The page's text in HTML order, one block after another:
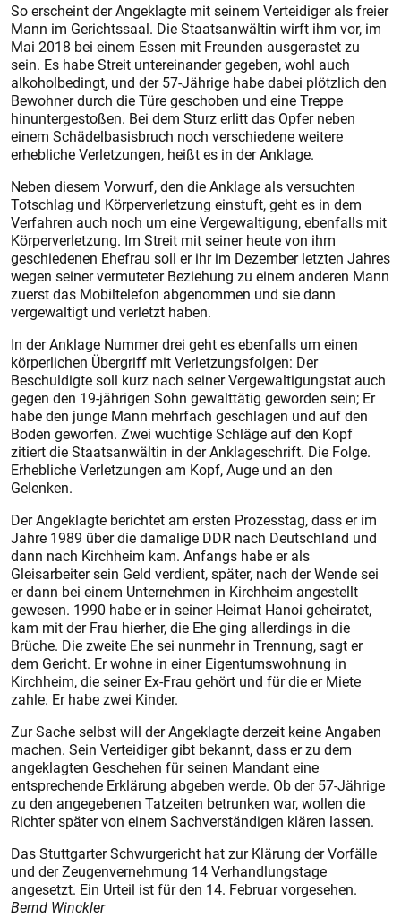
So erscheint der Angeklagte mit seinem Verteidiger als freier
Mann im Gerichtssaal. Die Staatsanwältin wirft ihm vor, im
Mai 2018 bei einem Essen mit Freunden ausgerastet zu
sein. Es habe Streit untereinander gegeben, wohl auch
alkoholbedingt, und der 57-Jährige habe dabei plötzlich den
Bewohner durch die Türe geschoben und eine Treppe
hinuntergestoßen. Bei dem Sturz erlitt das Opfer neben
einem Schädelbasisbruch noch verschiedene weitere
erhebliche Verletzungen, heißt es in der Anklage.
Neben diesem Vorwurf, den die Anklage als versuchten
Totschlag und Körperverletzung einstuft, geht es in dem
Verfahren auch noch um eine Vergewaltigung, ebenfalls mit
Körperverletzung. Im Streit mit seiner heute von ihm
geschiedenen Ehefrau soll er ihr im Dezember letzten Jahres
wegen seiner vermuteter Beziehung zu einem anderen Mann
zuerst das Mobiltelefon abgenommen und sie dann
vergewaltigt und verletzt haben.
In der Anklage Nummer drei geht es ebenfalls um einen
körperlichen Übergriff mit Verletzungsfolgen: Der
Beschuldigte soll kurz nach seiner Vergewaltigungstat auch
gegen den 19-jährigen Sohn gewalttätig geworden sein; Er
habe den junge Mann mehrfach geschlagen und auf den
Boden geworfen. Zwei wuchtige Schläge auf den Kopf
zitiert die Staatsanwältin in der Anklageschrift. Die Folge.
Erhebliche Verletzungen am Kopf, Auge und an den
Gelenken.
Der Angeklagte berichtet am ersten Prozesstag, dass er im
Jahre 1989 über die damalige DDR nach Deutschland und
dann nach Kirchheim kam. Anfangs habe er als
Gleisarbeiter sein Geld verdient, später, nach der Wende sei
er dann bei einem Unternehmen in Kirchheim angestellt
gewesen. 1990 habe er in seiner Heimat Hanoi geheiratet,
kam mit der Frau hierher, die Ehe ging allerdings in die
Brüche. Die zweite Ehe sei nunmehr in Trennung, sagt er
dem Gericht. Er wohne in einer Eigentumswohnung in
Kirchheim, die seiner Ex-Frau gehört und für die er Miete
zahle. Er habe zwei Kinder.
Zur Sache selbst will der Angeklagte derzeit keine Angaben
machen. Sein Verteidiger gibt bekannt, dass er zu dem
angeklagten Geschehen für seinen Mandant eine
entsprechende Erklärung abgeben werde. Ob der 57-Jährige
zu den angegebenen Tatzeiten betrunken war, wollen die
Richter später von einem Sachverständigen klären lassen.
Das Stuttgarter Schwurgericht hat zur Klärung der Vorfälle
und der Zeugenvernehmung 14 Verhandlungstage
angesetzt. Ein Urteil ist für den 14. Februar vorgesehen.
Bernd Winckler